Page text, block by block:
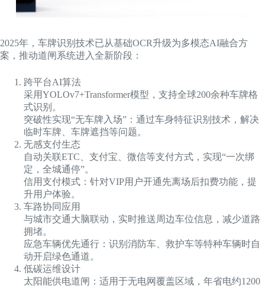
2025年，车牌识别技术已从基础OCR升级为多模态AI融合方
案，推动道闸系统进入全新阶段：
跨平台AI算法
采用YOLOv7+Transformer模型，支持全球200余种车牌格
式识别。
突破性实现“无车牌入场”：通过车身特征识别技术，解决
临时车牌、车牌遮挡等问题。
无感支付生态
自动关联ETC、支付宝、微信等支付方式，实现“一次绑
定，全城通停”。
信用支付模式：针对VIP用户开通先离场后扣费功能，提
升用户体验。
车路协同应用
与城市交通大脑联动，实时推送周边车位信息，减少道路
拥堵。
应急车辆优先通行：识别消防车、救护车等特种车辆时自
动开启绿色通道。
低碳运维设计
太阳能供电道闸：适用于无电网覆盖区域，年省电约1200